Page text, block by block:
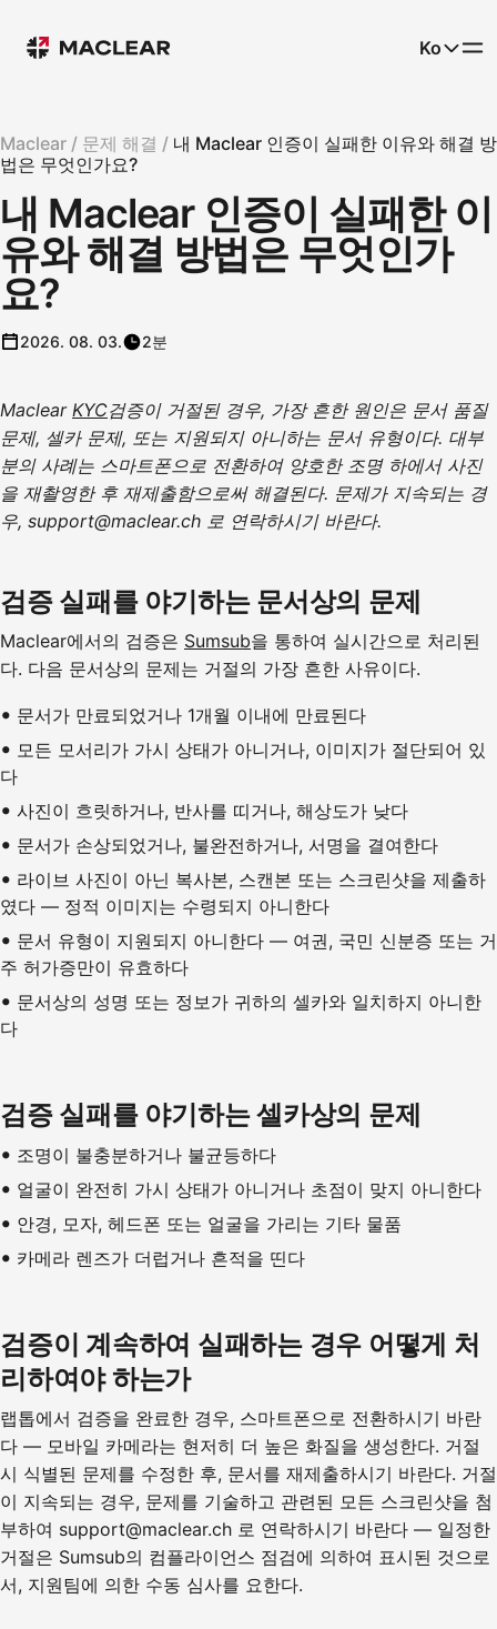
Ko
Maclear / 문제 해결 / 내 Maclear 인증이 실패한 이유와 해결 방
법은 무엇인가요?
내 Maclear 인증이 실패한 이
유와 해결 방법은 무엇인가
요?
2026. 08. 03. 2분
Maclear KYC검증이 거절된 경우, 가장 흔한 원인은 문서 품질
문제, 셀카 문제, 또는 지원되지 아니하는 문서 유형이다. 대부
분의 사례는 스마트폰으로 전환하여 양호한 조명 하에서 사진
을 재촬영한 후 재제출함으로써 해결된다. 문제가 지속되는 경
우, support@maclear.ch 로 연락하시기 바란다.
검증 실패를 야기하는 문서상의 문제
Maclear에서의 검증은 Sumsub을 통하여 실시간으로 처리된
다. 다음 문서상의 문제는 거절의 가장 흔한 사유이다.
문서가 만료되었거나 1개월 이내에 만료된다
모든 모서리가 가시 상태가 아니거나, 이미지가 절단되어 있
다
사진이 흐릿하거나, 반사를 띠거나, 해상도가 낮다
문서가 손상되었거나, 불완전하거나, 서명을 결여한다
라이브 사진이 아닌 복사본, 스캔본 또는 스크린샷을 제출하
였다 — 정적 이미지는 수령되지 아니한다
문서 유형이 지원되지 아니한다 — 여권, 국민 신분증 또는 거
주 허가증만이 유효하다
문서상의 성명 또는 정보가 귀하의 셀카와 일치하지 아니한
다
검증 실패를 야기하는 셀카상의 문제
조명이 불충분하거나 불균등하다
얼굴이 완전히 가시 상태가 아니거나 초점이 맞지 아니한다
안경, 모자, 헤드폰 또는 얼굴을 가리는 기타 물품
카메라 렌즈가 더럽거나 흔적을 띤다
검증이 계속하여 실패하는 경우 어떻게 처
리하여야 하는가
랩톱에서 검증을 완료한 경우, 스마트폰으로 전환하시기 바란
다 — 모바일 카메라는 현저히 더 높은 화질을 생성한다. 거절
시 식별된 문제를 수정한 후, 문서를 재제출하시기 바란다. 거절
이 지속되는 경우, 문제를 기술하고 관련된 모든 스크린샷을 첨
부하여 support@maclear.ch 로 연락하시기 바란다 — 일정한
거절은 Sumsub의 컴플라이언스 점검에 의하여 표시된 것으로
서, 지원팀에 의한 수동 심사를 요한다.